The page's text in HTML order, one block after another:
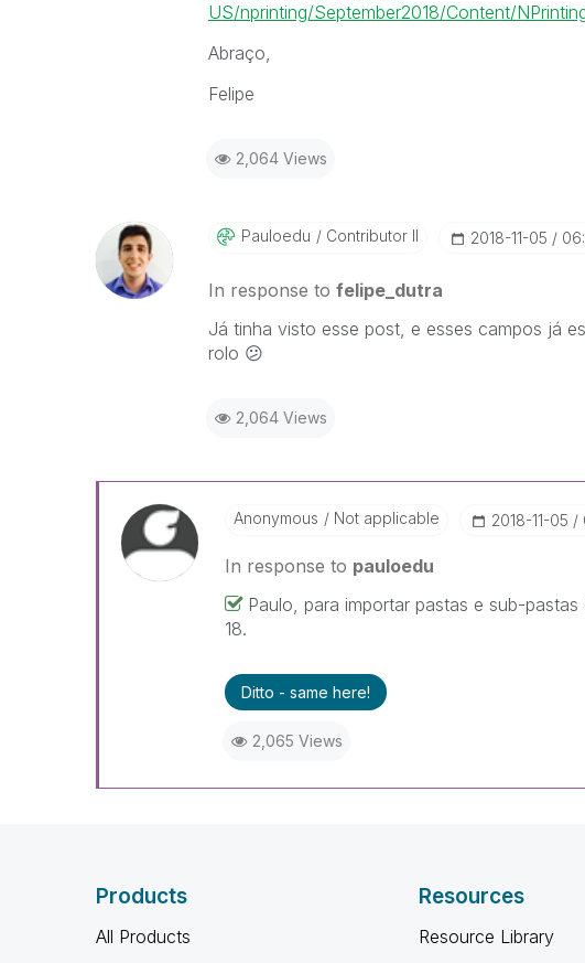
US/nprinting/September2018/Content/
Abraço,
Felipe
2,064 Views
Pauloedu Contributor II ‎2018-11-05
In response to felipe_dutra
Já tinha visto esse post, e esses campos já
rolo 😕
2,064 Views
Anonymous Not applicable ‎2018-11-05
In response to pauloedu
Paulo, para importar pastas e sub-
18.
Ditto - same here!
2,065 Views
Products
All Products
Resources
Resource Library